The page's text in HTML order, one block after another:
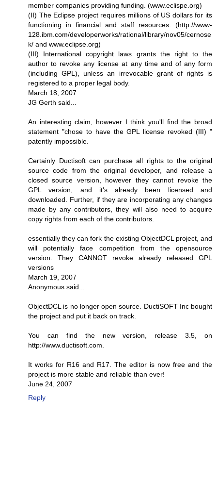
member companies providing funding. (www.eclispe.org)
(II) The Eclipse project requires millions of US dollars for its
functioning in financial and staff resources. (http://www-
128.ibm.com/developerworks/rational/library/nov05/cernose
k/ and www.eclipse.org)
(III) International copyright laws grants the right to the
author to revoke any license at any time and of any form
(including GPL), unless an irrevocable grant of rights is
registered to a proper legal body.
March 18, 2007
JG Gerth said...
An interesting claim, however I think you'll find the broad
statement "chose to have the GPL license revoked (III) "
patently impossible.
Certainly Ductisoft can purchase all rights to the original
source code from the original developer, and release a
closed source version, however they cannot revoke the
GPL version, and it's already been licensed and
downloaded. Further, if they are incorporating any changes
made by any contributors, they will also need to acquire
copy rights from each of the contributors.
essentially they can fork the existing ObjectDCL project, and
will potentially face competition from the opensource
version. They CANNOT revoke already released GPL
versions
March 19, 2007
Anonymous said...
ObjectDCL is no longer open source. DuctiSOFT Inc bought
the project and put it back on track.
You can find the new version, release 3.5, on
http://www.ductisoft.com.
It works for R16 and R17. The editor is now free and the
project is more stable and reliable than ever!
June 24, 2007
Reply